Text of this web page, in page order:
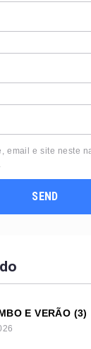
email e site neste
E VERÃO (3)